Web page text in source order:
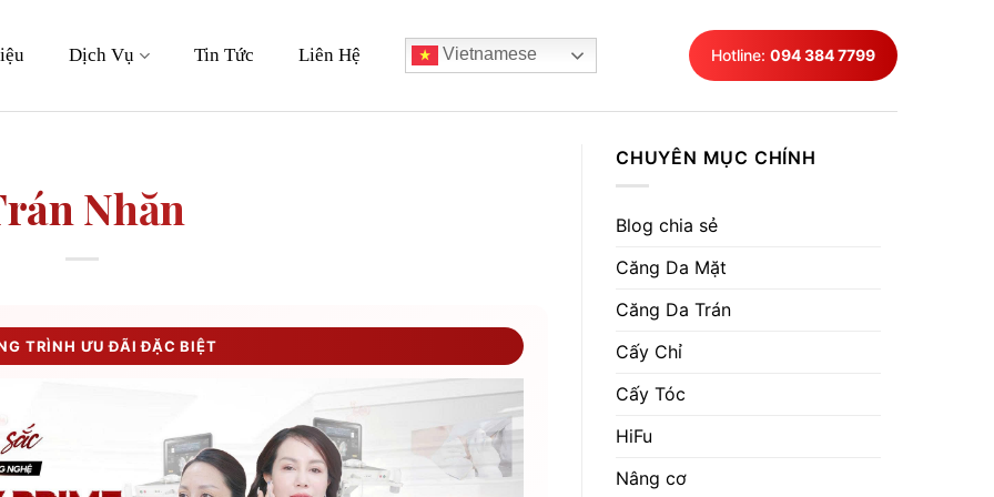
Dịch Vụ Tin Tức Liên Hệ Vietnamese Hotline: 094 384 7799
Nhăn
TRÌNH ƯU ĐÃI ĐẶC BIỆT
CHUYÊN MỤC CHÍNH
Blog chia sẻ
Căng Da Mặt
Căng Da Trán
Cấy Chỉ
Cấy Tóc
HiFu
Nâng cơ